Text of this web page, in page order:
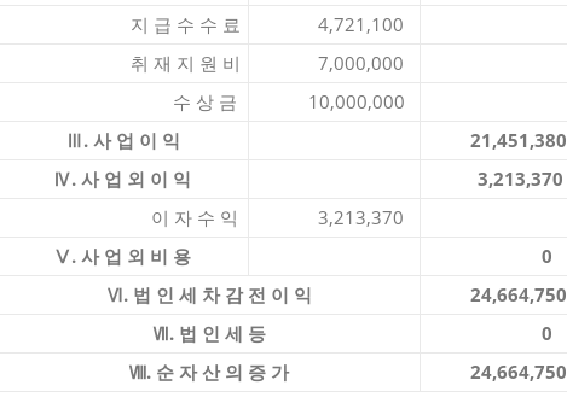
지 급 수 수 료
4,721,100
취 재 지 원 비
7,000,000
수 상 금
10,000,000
Ⅲ. 사 업 이 익
21,451,380
Ⅳ. 사 업 외 이 익
3,213,370
이 자 수 익
3,213,370
Ⅴ. 사 업 외 비 용
0
Ⅵ. 법 인 세 차 감 전 이 익
24,664,750
Ⅶ. 법 인 세 등
0
Ⅷ. 순 자 산 의 증 가
24,664,750